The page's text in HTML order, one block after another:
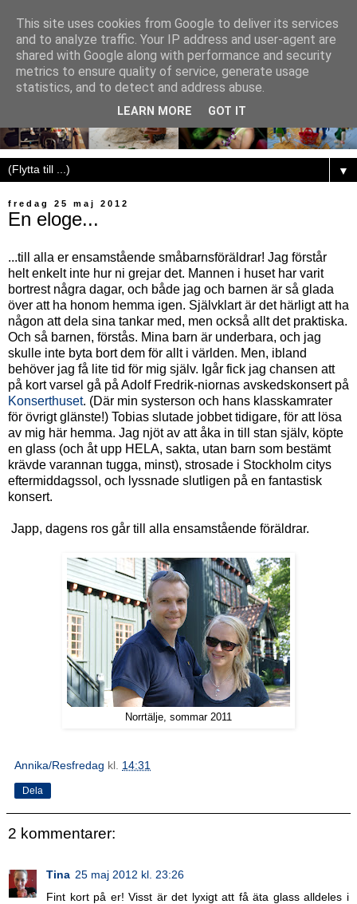
▼
fredag 25 maj 2012
En eloge...
...till alla er ensamstående småbarnsföräldrar! Jag förstår
helt enkelt inte hur ni grejar det. Mannen i huset har varit
bortrest några dagar, och både jag och barnen är så glada
över att ha honom hemma igen. Självklart är det härligt att ha
någon att dela sina tankar med, men också allt det praktiska.
Och så barnen, förstås. Mina barn är underbara, och jag
skulle inte byta bort dem för allt i världen. Men, ibland
behöver jag få lite tid för mig själv. Igår fick jag chansen att
på kort varsel gå på Adolf Fredrik-niornas avskedskonsert på
Konserthuset. (Där min systerson och hans klasskamrater
för övrigt glänste!) Tobias slutade jobbet tidigare, för att lösa
av mig här hemma. Jag njöt av att åka in till stan själv, köpte
en glass (och åt upp HELA, sakta, utan barn som bestämt
krävde varannan tugga, minst), strosade i Stockholm citys
eftermiddagssol, och lyssnade slutligen på en fantastisk
konsert.
Japp, dagens ros går till alla ensamstående föräldrar.
Norrtälje, sommar 2011
Annika/Resfredag kl. 14:31
Dela
2 kommentarer:
Tina 25 maj 2012 kl. 23:26
Fint kort på er! Visst är det lyxigt att få äta glass alldeles i
This site uses cookies from Google to deliver its services
and to analyze traffic. Your IP address and user-agent are
shared with Google along with performance and security
metrics to ensure quality of service, generate usage
statistics, and to detect and address abuse.
LEARN MORE GOT IT